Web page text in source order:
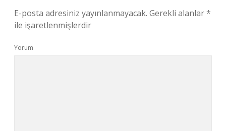
E-posta adresiniz yayınlanmayacak. Gerekli alanlar*
ile işaretlenmişlerdir
Yorum